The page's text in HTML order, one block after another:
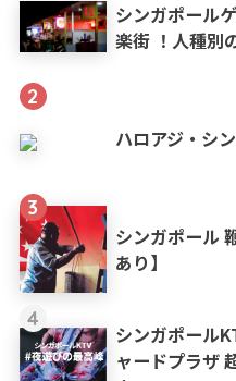
シンガポール
楽街 ！人種別
2
ハロアジ・シ
3
シンガポール
あり】
4
シンガポール
ャードプラザ